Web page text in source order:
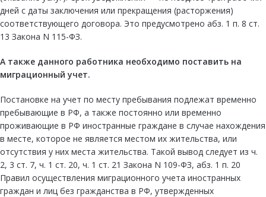
дней с даты заключения или прекращения (расторжения)
соответствующего договора. Это предусмотрено абз. 1 п. 8 ст.
13 Закона N 115-ФЗ.
А также данного работника необходимо поставить на
миграционный учет.
Постановке на учет по месту пребывания подлежат временно
пребывающие в РФ, а также постоянно или временно
проживающие в РФ иностранные граждане в случае нахождения
в месте, которое не является местом их жительства, или
отсутствия у них места жительства. Такой вывод следует из ч.
2, 3 ст. 7, ч. 1 ст. 20, ч. 1 ст. 21 Закона N 109-ФЗ, абз. 1 п. 20
Правил осуществления миграционного учета иностранных
граждан и лиц без гражданства в РФ, утвержденных